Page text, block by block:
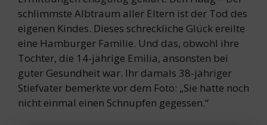
schlimmste Albtraum aller Eltern ist der Tod des
eigenen Kindes. Dieses schreckliche Glück ereilte
eine Hamburger Familie. Und das, obwohl ihre
Tochter, die 14-jährige Emilia, ansonsten bei
guter Gesundheit war. Ihr damals 38-jähriger
Stiefvater bemerkte vor dem Foto: „Sie hatte noch
nicht einmal einen Schnupfen gegessen.“